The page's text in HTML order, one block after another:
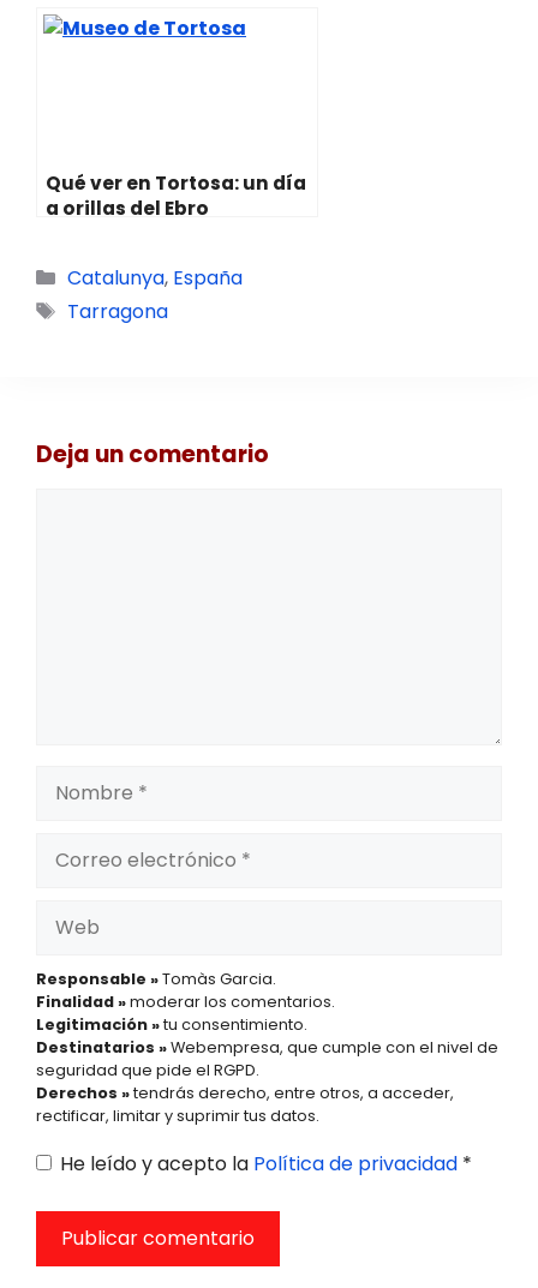
Qué ver en Tortosa: un día
a orillas del Ebro
Categorías
Catalunya, España
Etiquetas
Tarragona
Deja un comentario
Nombre
electrónico
Responsable »Tomàs Garcia.
Finalidad »moderar los comentarios.
Legitimación »tu consentimiento.
Destinatarios »Webempresa, que cumple con el nivel de
seguridad que pide el RGPD.
Derechos »tendrás derecho, entre otros, a acceder,
rectificar, limitar y suprimir tus datos.
He leído y acepto la Política de privacidad *